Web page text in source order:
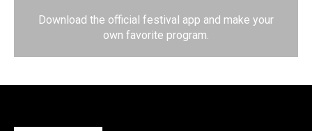
Download the official festival app and make your
own favorite program.